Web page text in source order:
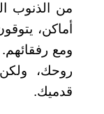
من الذنوب
أماكن،
ومع
روحك،
قدميك.